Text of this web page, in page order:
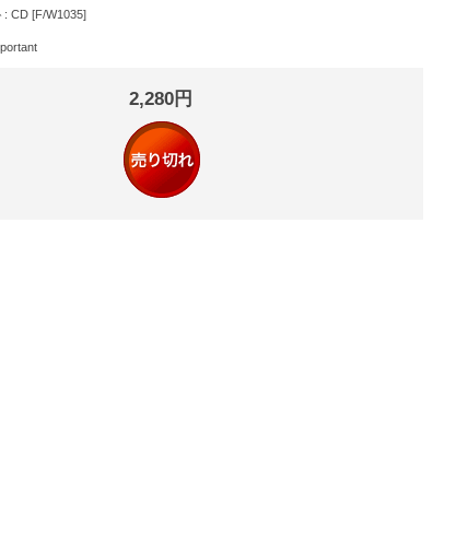
: CD [F/W1035]
2,280円